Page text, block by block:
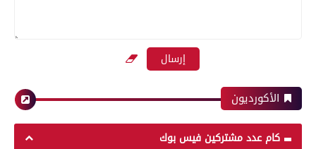
بعدسة الخبر المصري | شاهد أبرز لقطات مباراة
الزمالك وسموحة فى الدورى
رياضة
الأكورديون
كام عدد مشتركين فيس بوك
محافظات